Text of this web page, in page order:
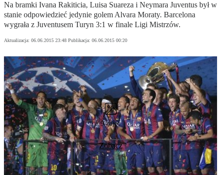
Na bramki Ivana Rakiticia, Luisa Suareza i Neymara Juventus był w
stanie odpowiedzieć jedynie golem Alvara Moraty. Barcelona
wygrała z Juventusem Turyn 3:1 w finale Ligi Mistrzów.
Aktualizacja: 06.06.2015 23:48 Publikacja: 06.06.2015 00:20
9 zdjęć
Zobacz